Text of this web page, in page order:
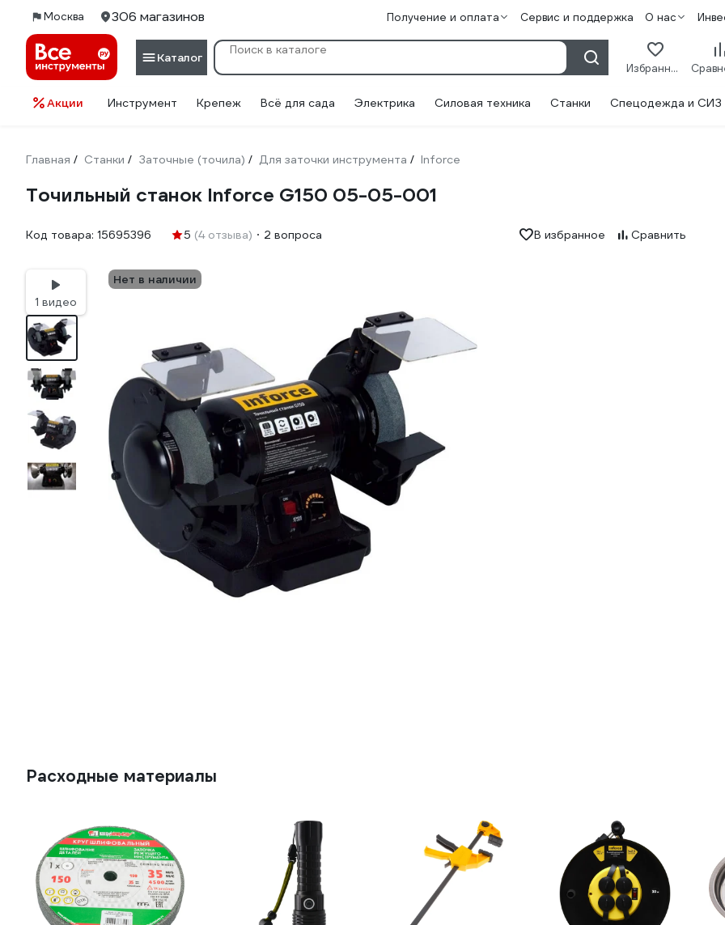
Москва 306 магазинов Получение и оплата Сервис и поддержка О нас
Каталог
Избранное
Акции Инструмент Крепеж Всё для сада Электрика Силовая техника Станки Спецодежда и СИЗ
Главная / Станки / Заточные (точила) / Для заточки инструмента / Inforce
Точильный станок Inforce G150 05-05-001
Код товара: 15695396 5 (4 отзыва) 2 вопроса В избранное Сравнить
1 видео
Нет в наличии
Расходные материалы